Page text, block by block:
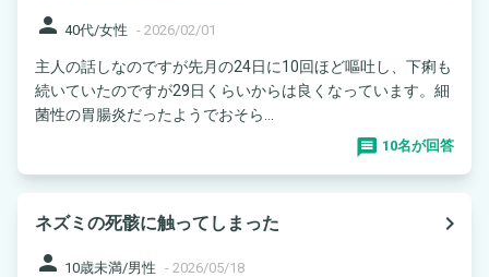
person 40代/女性 - 2026/02/01
主人の話しなのですが先月の24日に10回ほど嘔吐し、下痢も
続いていたのですが29日くらいからは良くなっています。細
菌性の胃腸炎だったようでおそら...
10名が回答
ネズミの死骸に触ってしまった
navigate_next
person 10歳未満/男性 - 2026/05/18